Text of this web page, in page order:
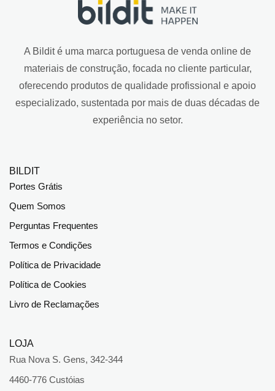
A Bildit é uma marca portuguesa de venda online de
materiais de construção, focada no cliente particular,
oferecendo produtos de qualidade profissional e apoio
especializado, sustentada por mais de duas décadas de
experiência no setor.
BILDIT
Portes Grátis
Quem Somos
Perguntas Frequentes
Termos e Condições
Política de Privacidade
Política de Cookies
Livro de Reclamações
LOJA
Rua Nova S. Gens, 342-344
4460-776 Custóias